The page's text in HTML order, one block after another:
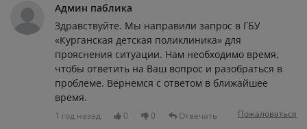
Админ паблика
Здравствуйте. Мы направили запрос в ГБУ
«Курганская детская поликлиника» для
прояснения ситуации. Нам необходимо время,
чтобы ответить на Ваш вопрос и разобраться в
проблеме. Вернемся с ответом в ближайшее
время.
1 год назад 0 0 Отвечать Пожаловаться